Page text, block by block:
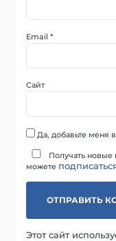
Email*
Сайт
Да, добавьте меня
Получать
можете
Этот сайт